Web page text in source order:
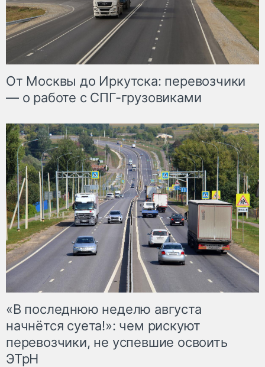
От Москвы до Иркутска: перевозчики
— о работе с СПГ-грузовиками
«В последнюю неделю августа
начнётся суета!»: чем рискуют
перевозчики, не успевшие освоить
ЭТрН